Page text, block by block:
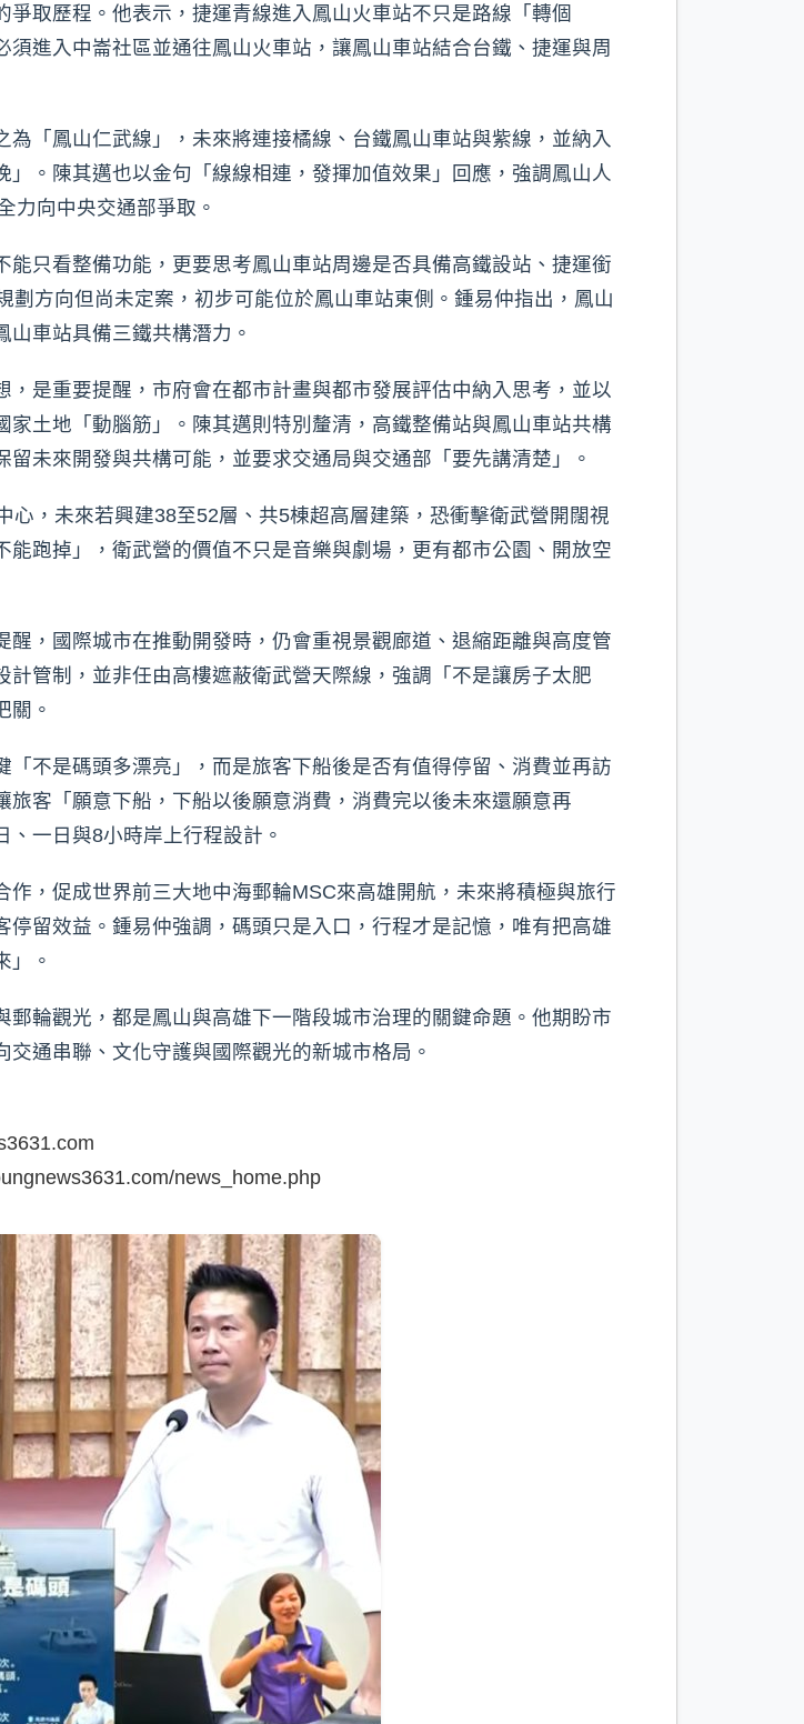
取歷程。他表示，捷運青線進入鳳山火車站不只是路線「轉個
進入中崙社區並通往鳳山火車站，讓鳳山車站結合台鐵、捷運與周
「鳳山仁武線」，未來將連接橘線、台鐵鳳山車站與紫線，並納入
。陳其邁也以金句「線線相連，發揮加值效果」回應，強調鳳山人
力向中央交通部爭取。
只看整備功能，更要思考鳳山車站周邊是否具備高鐵設站、捷運銜
方向但尚未定案，初步可能位於鳳山車站東側。鍾易仲指出，鳳山
車站具備三鐵共構潛力。
是重要提醒，市府會在都市計畫與都市發展評估中納入思考，並以
土地「動腦筋」。陳其邁則特別釐清，高鐵整備站與鳳山車站共構
未來開發與共構可能，並要求交通局與交通部「要先講清楚」。
，未來若興建38至52層、共5棟超高層建築，恐衝擊衛武營開闊視
跑掉」，衛武營的價值不只是音樂與劇場，更有都市公園、開放空
，國際城市在推動開發時，仍會重視景觀廊道、退縮距離與高度管
管制，並非任由高樓遮蔽衛武營天際線，強調「不是讓房子太肥
關。
不是碼頭多漂亮」，而是旅客下船後是否有值得停留、消費並再訪
客「願意下船，下船以後願意消費，消費完以後未來還願意再
一日與8小時岸上行程設計。
，促成世界前三大地中海郵輪MSC來高雄開航，未來將積極與旅行
留效益。鍾易仲強調，碼頭只是入口，行程才是記憶，唯有把高雄
」。
輪觀光，都是鳳山與高雄下一階段城市治理的關鍵命題。他期盼市
通串聯、文化守護與國際觀光的新城市格局。
news_home.php